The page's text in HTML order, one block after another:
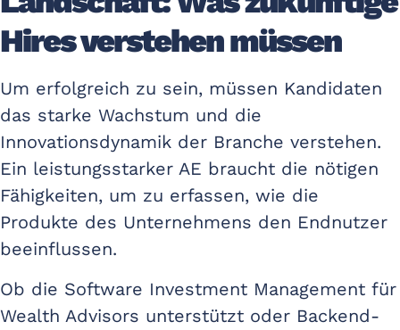
Hires verstehen müssen
Um erfolgreich zu sein, müssen Kandidaten
das starke Wachstum und die
Innovationsdynamik der Branche verstehen.
Ein leistungsstarker AE braucht die nötigen
Fähigkeiten, um zu erfassen, wie die
Produkte des Unternehmens den Endnutzer
beeinflussen.
Ob die Software Investment Management für
Wealth Advisors unterstützt oder Backend-